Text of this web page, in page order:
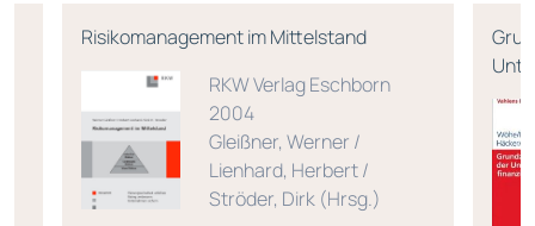
Risikomanagement im Mittelstand
RKW Verlag Eschborn
2004
Gleißner, Werner /
Lienhard, Herbert /
Ströder, Dirk (Hrsg.)